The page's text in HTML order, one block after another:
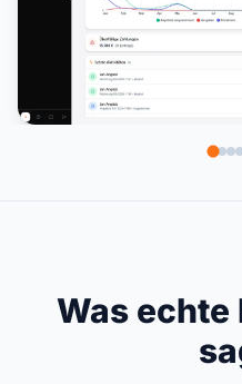
Was echte